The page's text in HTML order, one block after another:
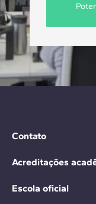
Contato
Acreditações
Escola oficial